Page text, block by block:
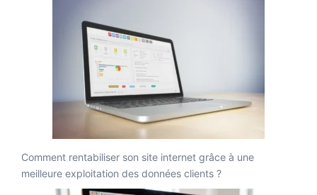
Comment rentabiliser son site internet grâce à une
meilleure exploitation des données clients ?